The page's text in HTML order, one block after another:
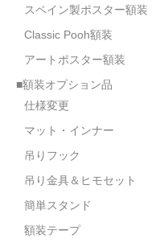
スペイン製ポスター額装
Classic Pooh額装
アートポスター額装
■額装オプション品
仕様変更
マット・インナー
吊りフック
吊り金具＆ヒモセット
簡単スタンド
額装テープ